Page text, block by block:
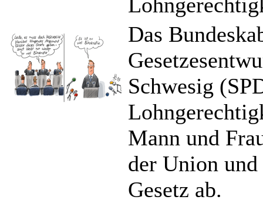
Das
Schwesig
Mann und
der Union
Gesetz ab.